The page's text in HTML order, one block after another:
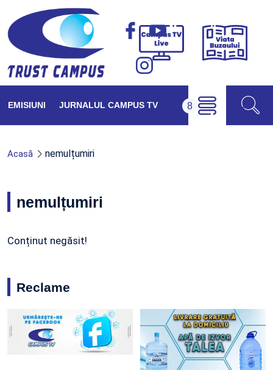
Campus
Viața
EMISIUNI JURNALUL CAMPUS TV
Acasă nemulțumiri
nemulțumiri
Conținut negăsit!
Reclame